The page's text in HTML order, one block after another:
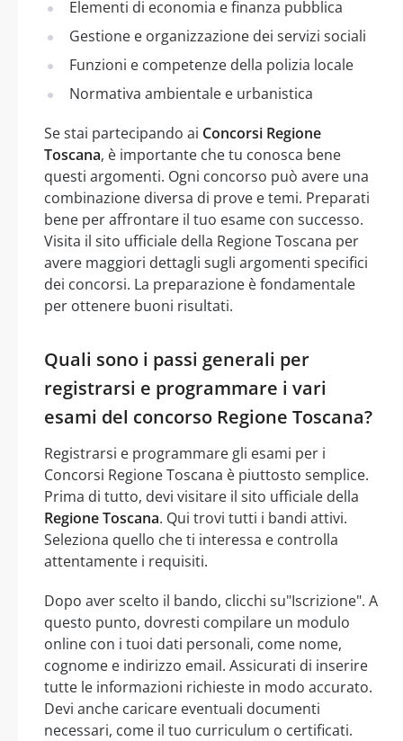
Elementi di economia e finanza pubblica
Gestione e organizzazione dei servizi sociali
Funzioni e competenze della polizia locale
Normativa ambientale e urbanistica
Se stai partecipando ai Concorsi Regione
Toscana, è importante che tu conosca bene
questi argomenti. Ogni concorso può avere una
combinazione diversa di prove e temi. Preparati
bene per affrontare il tuo esame con successo.
Visita il sito ufficiale della Regione Toscana per
avere maggiori dettagli sugli argomenti specifici
dei concorsi. La preparazione è fondamentale
per ottenere buoni risultati.
Quali sono i passi generali per
registrarsi e programmare i vari
esami del concorso Regione Toscana?
Registrarsi e programmare gli esami per i
Concorsi Regione Toscana è piuttosto semplice.
Prima di tutto, devi visitare il sito ufficiale della
Regione Toscana. Qui trovi tutti i bandi attivi.
Seleziona quello che ti interessa e controlla
attentamente i requisiti.
Dopo aver scelto il bando, clicchi su"Iscrizione". A
questo punto, dovresti compilare un modulo
online con i tuoi dati personali, come nome,
cognome e indirizzo email. Assicurati di inserire
tutte le informazioni richieste in modo accurato.
Devi anche caricare eventuali documenti
necessari, come il tuo curriculum o certificati.